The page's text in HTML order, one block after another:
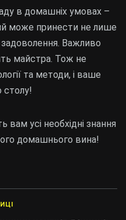
в домашніх умовах –
може принести не лише
задоволення. Важливо
майстра. Тож не
та методи, і ваше
столу!
вам усі необхідні знання
домашнього вина!